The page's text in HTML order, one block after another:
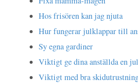
Hos frisören kan jag njuta
Hur fungerar julklappar till
Sy egna gardiner
Viktigt ge dina anställda en
Viktigt med bra